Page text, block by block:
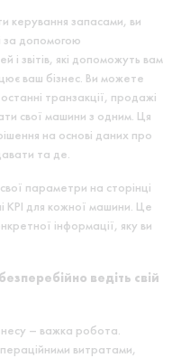
керування запасами, ви
за допомогою
і звітів, які допоможуть вам
ваш бізнес. Ви можете
транзакції, продажі
свої машини з одним. Ця
на основі даних про
та де.
параметри на сторінці
для кожної машини. Це
інформації, яку ви
ведіть свій
– важка робота.
витратами,